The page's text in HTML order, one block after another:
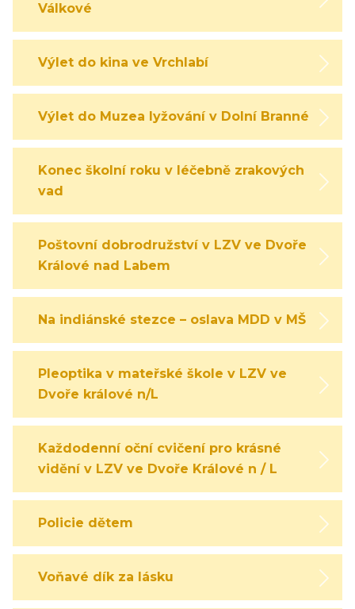
Válkové
Výlet do kina ve Vrchlabí
Výlet do Muzea lyžování v Dolní Branné
Konec školní roku v léčebně zrakových
vad
Poštovní dobrodružství v LZV ve Dvoře
Králové nad Labem
Na indiánské stezce – oslava MDD v MŠ
Pleoptika v mateřské škole v LZV ve
Dvoře králové n/L
Každodenní oční cvičení pro krásné
vidění v LZV ve Dvoře Králové n / L
Policie dětem
Voňavé dík za lásku